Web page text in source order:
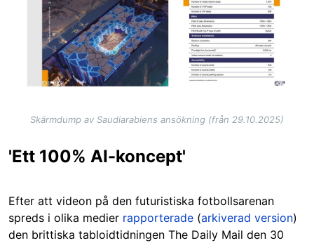
Skärmdump av Saudiarabiens ansökning (från 29.10.2025)
'Ett 100% AI-koncept'
Efter att videon på den futuristiska fotbollsarenan
spreds i olika medier rapporterade (arkiverad version)
den brittiska tabloidtidningen The Daily Mail den 30